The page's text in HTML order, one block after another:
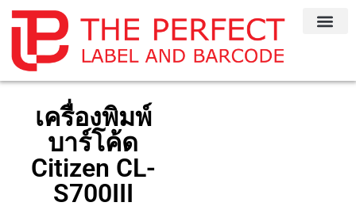
เครื่องพิมพ์
บาร์โค้ด
Citizen CL-
S700III